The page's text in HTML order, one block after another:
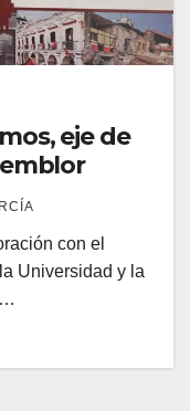
eje de
con el
Universidad y la